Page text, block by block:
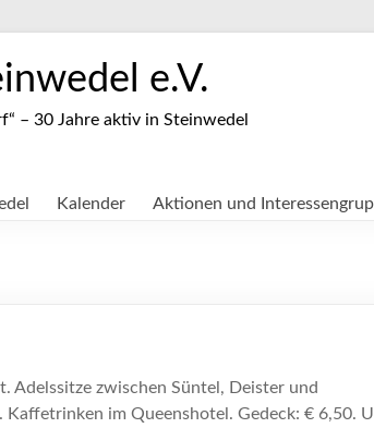
e.V.
– 30 Jahre aktiv in Steinwedel
Kalender Aktionen und
Adelssitze zwischen Süntel, Deister und
Kaffetrinken im Queenshotel. Gedeck: € 6,50.